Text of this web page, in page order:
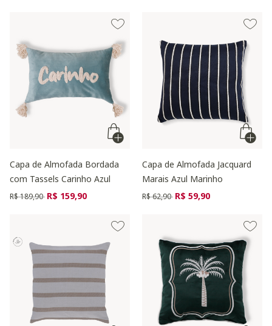
Capa de Almofada Bordada
com Tassels Carinho Azul
Preço reduzido de
R$ 189,90 para
R$ 159,90
Capa de Almofada Jacquard
Marais Azul Marinho
Preço reduzido de
R$ 62,90 para
R$ 59,90